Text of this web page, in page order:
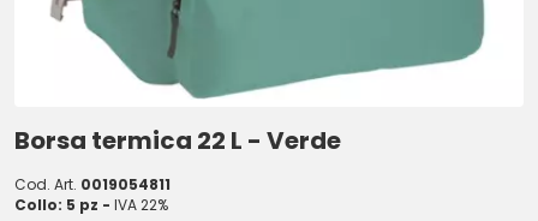
Borsa termica 22 L - Verde
Cod. Art. 0019054811
Collo: 5 pz - IVA 22%